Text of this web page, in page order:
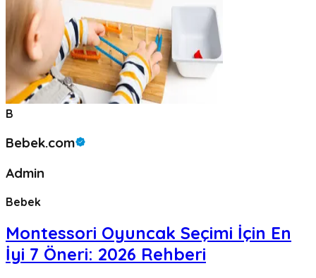
B
Bebek.com
Admin
Bebek
Montessori Oyuncak Seçimi İçin En
İyi 7 Öneri: 2026 Rehberi